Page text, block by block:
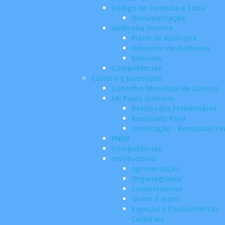
Código de Conduta e Ética
Documentação
Auditoria Interna
Plano de Auditoria
Relatório de Auditoria
Manuais
Competências
Cultura e Juventude
Conselho Municipal de Cultura
Lei Paulo Gustavo
Resultados Prelimináres
Resultado Final
Retificação - Resultado
PNAB
Competências
Institucional
Apresentação
Organograma
Competências
Quem é quem
Espaços e Equipamentos
Culturais